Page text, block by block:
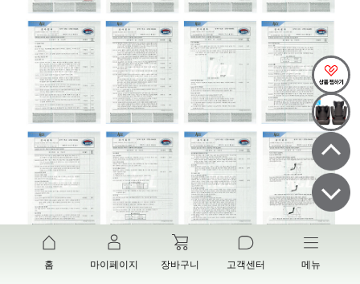
홈 마이페이지 장바구니 고객센터 메뉴